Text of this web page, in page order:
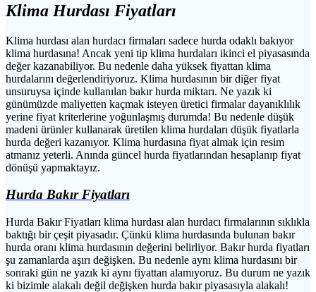
Klima Hurdası Fiyatları
Klima hurdası alan hurdacı firmaları sadece hurda odaklı bakıyor
klima hurdasına! Ancak yeni tip klima hurdaları ikinci el piyasasında
değer kazanabiliyor. Bu nedenle daha yüksek fiyattan klima
hurdalarını değerlendiriyoruz. Klima hurdasının bir diğer fiyat
unsuruysa içinde kullanılan bakır hurda miktarı. Ne yazık ki
günümüzde maliyetten kaçmak isteyen üretici firmalar dayanıklılık
yerine fiyat kriterlerine yoğunlaşmış durumda! Bu nedenle düşük
madeni ürünler kullanarak üretilen klima hurdaları düşük fiyatlarla
hurda değeri kazanıyor. Klima hurdasına fiyat almak için resim
atmanız yeterli. Anında güncel hurda fiyatlarından hesaplanıp fiyat
dönüşü yapmaktayız.
Hurda Bakır Fiyatları
Hurda Bakır Fiyatları klima hurdası alan hurdacı firmalarının sıklıkla
baktığı bir çeşit piyasadır. Çünkü klima hurdasında bulunan bakır
hurda oranı klima hurdasının değerini belirliyor. Bakır hurda fiyatları
şu zamanlarda aşırı değişken. Bu nedenle aynı klima hurdasını bir
sonraki gün ne yazık ki aynı fiyattan alamıyoruz. Bu durum ne yazık
ki bizimle alakalı değil değişken hurda bakır piyasasıyla alakalı!